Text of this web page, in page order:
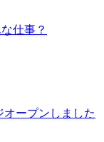
仕事？
ープンしました